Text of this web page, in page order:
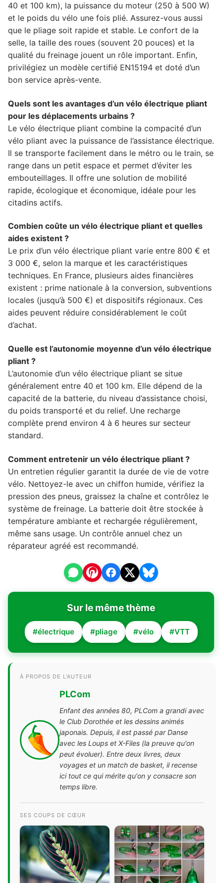
40 et 100 km), la puissance du moteur (250 à 500 W)
et le poids du vélo une fois plié. Assurez-vous aussi
que le pliage soit rapide et stable. Le confort de la
selle, la taille des roues (souvent 20 pouces) et la
qualité du freinage jouent un rôle important. Enfin,
privilégiez un modèle certifié EN15194 et doté d’un
bon service après-vente.
Quels sont les avantages d’un vélo électrique pliant
pour les déplacements urbains ?
Le vélo électrique pliant combine la compacité d’un
vélo pliant avec la puissance de l’assistance électrique.
Il se transporte facilement dans le métro ou le train, se
range dans un petit espace et permet d’éviter les
embouteillages. Il offre une solution de mobilité
rapide, écologique et économique, idéale pour les
citadins actifs.
Combien coûte un vélo électrique pliant et quelles
aides existent ?
Le prix d’un vélo électrique pliant varie entre 800 € et
3 000 €, selon la marque et les caractéristiques
techniques. En France, plusieurs aides financières
existent : prime nationale à la conversion, subventions
locales (jusqu’à 500 €) et dispositifs régionaux. Ces
aides peuvent réduire considérablement le coût
d’achat.
Quelle est l’autonomie moyenne d’un vélo électrique
pliant ?
L’autonomie d’un vélo électrique pliant se situe
généralement entre 40 et 100 km. Elle dépend de la
capacité de la batterie, du niveau d’assistance choisi,
du poids transporté et du relief. Une recharge
complète prend environ 4 à 6 heures sur secteur
standard.
Comment entretenir un vélo électrique pliant ?
Un entretien régulier garantit la durée de vie de votre
vélo. Nettoyez-le avec un chiffon humide, vérifiez la
pression des pneus, graissez la chaîne et contrôlez le
système de freinage. La batterie doit être stockée à
température ambiante et rechargée régulièrement,
même sans usage. Un contrôle annuel chez un
réparateur agréé est recommandé.
Sur le même thème
#électrique #pliage #vélo #VTT
À PROPOS DE L'AUTEUR
PLCom
Enfant des années 80, PLCom a grandi avec
le Club Dorothée et les dessins animés
japonais. Depuis, il est passé par Danse
avec les Loups et X-Files (la preuve qu'on
peut évoluer). Entre deux livres, deux
voyages et un match de basket, il recense
ici tout ce qui mérite qu'on y consacre son
temps libre.
SES COUPS DE CŒUR